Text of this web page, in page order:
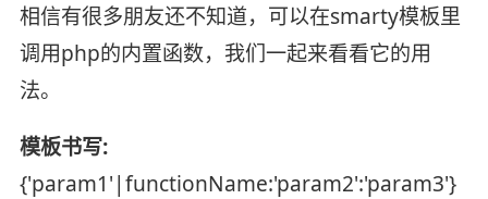
相信有很多朋友还不知道，可以在smarty模板里
调用php的内置函数，我们一起来看看它的用
法。
模板书写:
{'param1'|functionName:'param2':'param3'}